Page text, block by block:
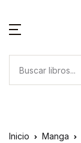
Inicio Manga